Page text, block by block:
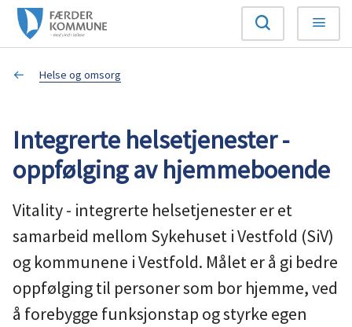
F
æ
d
e
r
k
o
m
Søk Meny
Du
her:
Helse og omsorg
Integrerte helsetjenester -
oppfølging av hjemmeboende
Vitality - integrerte helsetjenester er et
samarbeid mellom Sykehuset i Vestfold (SiV)
og kommunene i Vestfold. Målet er å gi bedre
oppfølging til personer som bor hjemme, ved
å forebygge funksjonstap og styrke egen